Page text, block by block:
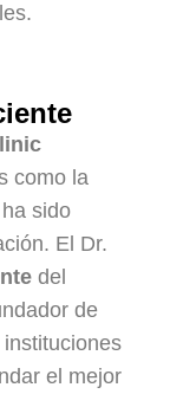
como la
sido
El Dr.
del
de
el mejor